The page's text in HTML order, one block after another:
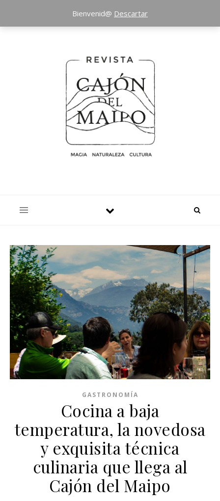
GASTRONOMÍA
Cocina a baja
temperatura, la novedosa
y exquisita técnica
culinaria que llega al
Cajón del Maipo
Bienvenid@ Descartar